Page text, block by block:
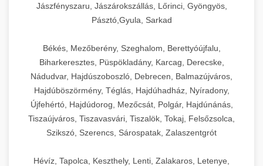
chef-iparikonyhagepek.hu
kereskedelmi konyhai megoldások
Jászfényszaru, Jászárokszállás, Lőrinci, Gyöngyös,
Pásztó,Gyula, Sarkad
Békés, Mezőberény, Szeghalom, Berettyóújfalu,
Biharkeresztes, Püspökladány, Karcag, Derecske,
Nádudvar, Hajdúszoboszló, Debrecen, Balmazújváros,
Hajdúböszörmény, Téglás, Hajdúhadház, Nyíradony,
Újfehértó, Hajdúdorog, Mezőcsát, Polgár, Hajdúnánás,
Tiszaújváros, Tiszavasvári, Tiszalök, Tokaj, Felsőzsolca,
Szikszó, Szerencs, Sárospatak, Zalaszentgrót
Hévíz, Tapolca, Keszthely, Lenti, Zalakaros, Letenye,